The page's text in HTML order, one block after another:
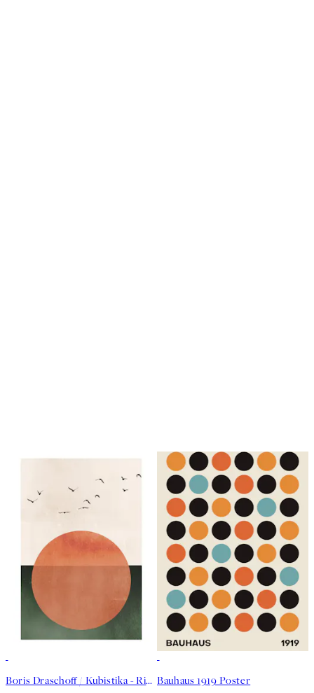
Boris Draschoff / Kubistika - Rising Poster Bauhaus 1919 Poster